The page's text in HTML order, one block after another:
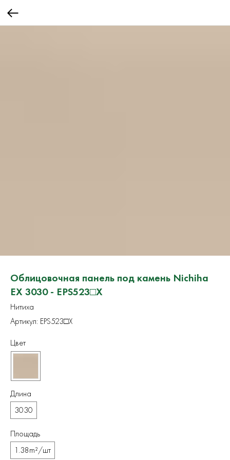
Облицовочная панель под камень Nichiha
EX 3030 - EPS523□X
Нитиха
Артикул: EPS523□X
Цвет
Длина
3030
Площадь
1.38m²/шт